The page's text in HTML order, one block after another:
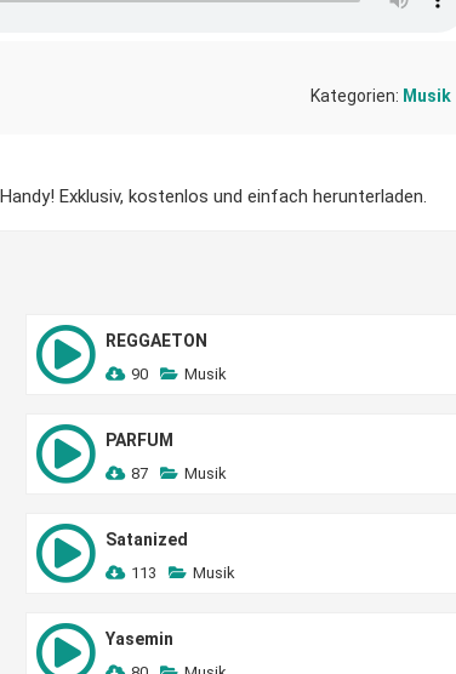
Kategorien: Musik
Exklusiv, kostenlos und einfach herunterladen.
REGGAETON
90 Musik
PARFUM
87 Musik
Satanized
113 Musik
Yasemin